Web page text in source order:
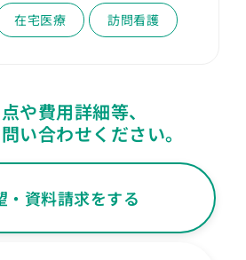
在宅医療 訪問看護
や費用詳細等、
い合わせください。
・資料請求をする